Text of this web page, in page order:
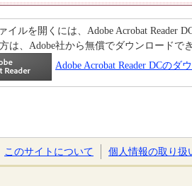
イルを開くには、Adobe Acrobat Reader
は、Adobe社から無償でダウンロードで
Adobe Acrobat Reader DCのダ
このサイトについて 個人情報の取り扱